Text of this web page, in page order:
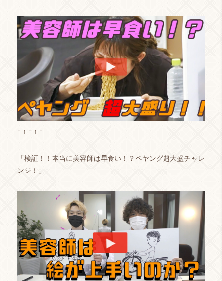
↑ ↑ ↑ ↑ ↑
「検証！！本当に美容師は早食い！？ペヤング超大盛チャレ
ンジ！」